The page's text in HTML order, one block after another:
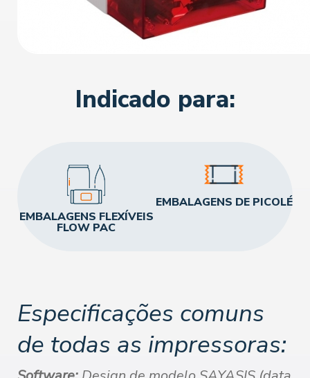
Indicado para:
EMBALAGENS FLEXÍVEIS
FLOW PAC
EMBALAGENS DE PICOLÉ
Especificações comuns
de todas as impressoras: